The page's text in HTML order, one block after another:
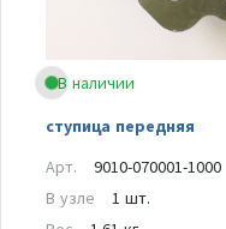
В наличии
ступица передняя
Арт.
9010-070001-1000
В узле
1 шт.